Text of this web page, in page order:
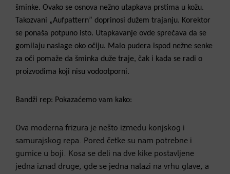
šminke. Ovako se osnova nežno utapkava prstima u kožu.
Takozvani „Aufpattern” doprinosi dužem trajanju. Korektor
se ponaša potpuno isto. Utapkavanje ovde sprečava da se
gomilaju naslage oko očiju. Malo pudera ispod nežne senke
za oči pomaže da šminka duže traje, čak i kada se radi o
proizvodima koji nisu vodootporni.
Bandži rep: Pokazaćemo vam kako:
Ova moderna frizura je nešto između konjskog i
samurajskog repa. Pored četke su nam potrebne i
gumice u boji. Kosa se deli na dve kike postavljene
jedna iznad druge, gde se jedna nalazi na vrhu glave, a